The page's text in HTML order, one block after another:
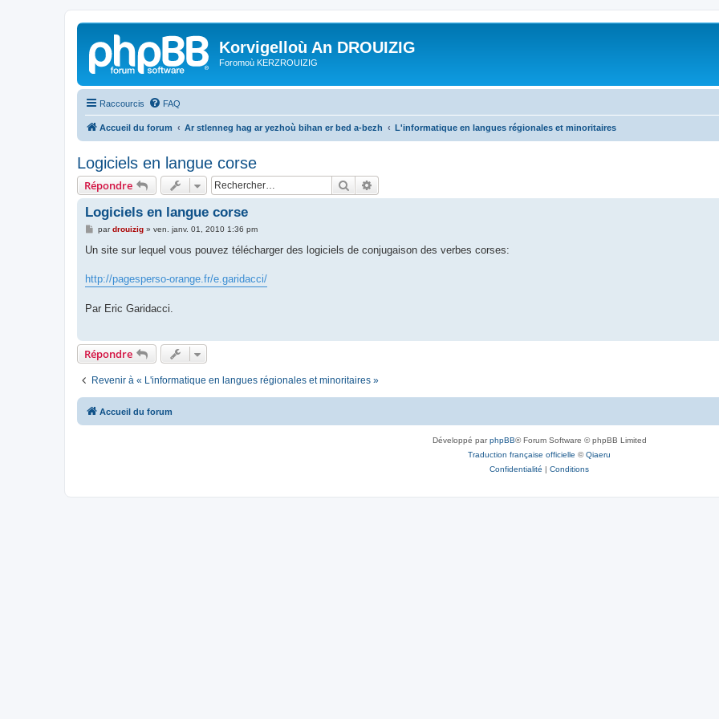
Korvigelloù An DROUIZIG
Foromoù KERZROUIZIG
Raccourcis FAQ
Accueil du forum Ar stlenneg hag ar yezhoù bihan er bed a-bezh L'informatique en langues régionales et minoritaires
Logiciels en langue corse
Répondre Rechercher
Logiciels en langue corse
M
s
g
e
pardrouizig» ven. janv. 01, 2010 1:36 pm
Un site sur lequel vous pouvez télécharger des logiciels de conjugaison des verbes corses:
http://pagesperso-orange.fr/e.garidacci/
Par Eric Garidacci.
Répondre
Revenir à « L'informatique en langues régionales et minoritaires »
Accueil du forum
Développé parphpBB® Forum Software © phpBB Limited
Traduction française officielle ©Qiaeru
Confidentialité | Conditions